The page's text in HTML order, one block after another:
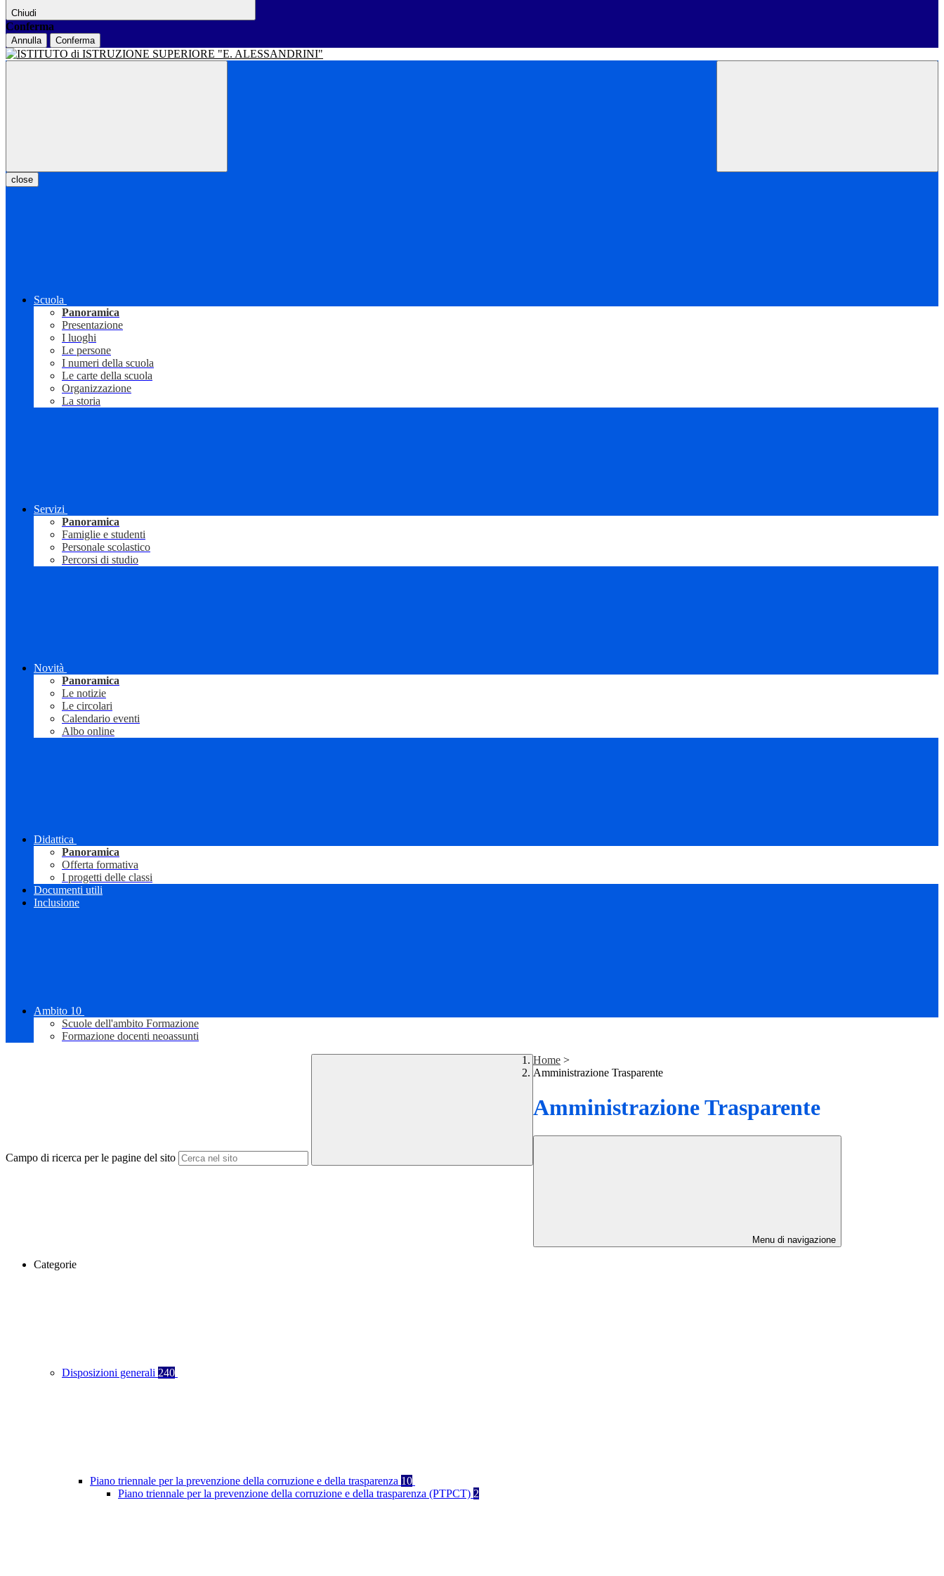
Chiudi
Conferma
Annulla Conferma
close
Scuola
Panoramica
Presentazione
I luoghi
Le persone
I numeri della scuola
Le carte della scuola
Organizzazione
La storia
Servizi
Panoramica
Famiglie e studenti
Personale scolastico
Percorsi di studio
Novità
Panoramica
Le notizie
Le circolari
Calendario eventi
Albo online
Didattica
Panoramica
Offerta formativa
I progetti delle classi
Documenti utili
Inclusione
Ambito 10
Scuole dell'ambito Formazione
Formazione docenti neoassunti
Campo di ricerca per le pagine del sito
Home >
Amministrazione Trasparente
Amministrazione Trasparente
Menu di navigazione
Categorie
Disposizioni generali 240
Piano triennale per la prevenzione della corruzione e della trasparenza 10
Piano triennale per la prevenzione della corruzione e della trasparenza (PTPCT) 2